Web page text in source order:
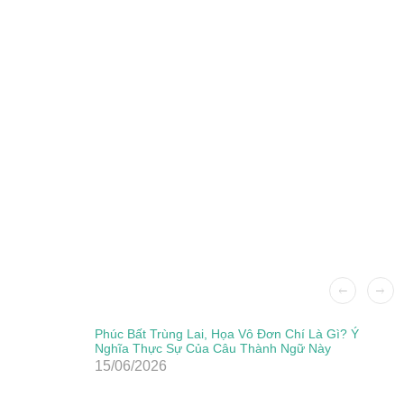
Phúc Bất Trùng Lai, Họa Vô Đơn Chí Là Gì? Ý
Nghĩa Thực Sự Của Câu Thành Ngữ Này
15/06/2026